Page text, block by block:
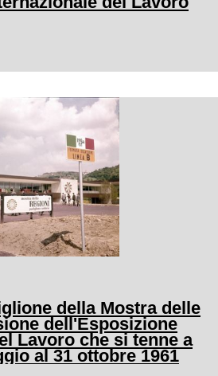
della Mostra delle
dell'Esposizione
Lavoro che si tenne a
al 31 ottobre 1961